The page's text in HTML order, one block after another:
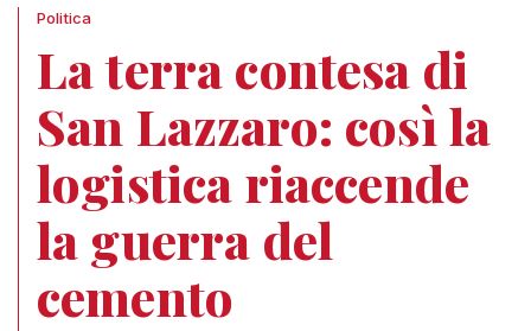
Politica
La terra contesa di
San Lazzaro: così la
logistica riaccende
la guerra del
cemento